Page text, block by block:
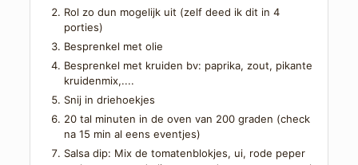
Rol zo dun mogelijk uit (zelf deed ik dit in 4
porties)
Besprenkel met olie
Besprenkel met kruiden bv: paprika, zout, pikante
kruidenmix,....
Snij in driehoekjes
20 tal minuten in de oven van 200 graden (check
na 15 min al eens eventjes)
Salsa dip: Mix de tomatenblokjes, ui, rode peper